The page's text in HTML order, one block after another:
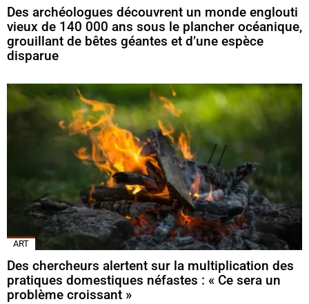
Des archéologues découvrent un monde englouti
vieux de 140 000 ans sous le plancher océanique,
grouillant de bêtes géantes et d’une espèce
disparue
ART
Des chercheurs alertent sur la multiplication des
pratiques domestiques néfastes : « Ce sera un
problème croissant »